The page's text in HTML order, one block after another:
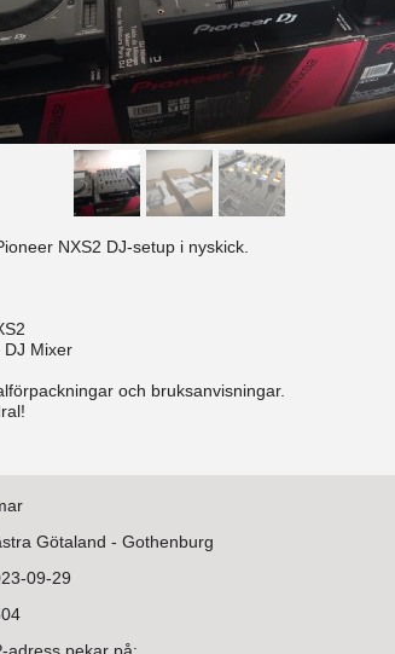
NXS2 DJ-setup i nyskick.
DJ Mixer
och bruksanvisningar.
Götaland - Gothenburg
09-29
adress pekar på: